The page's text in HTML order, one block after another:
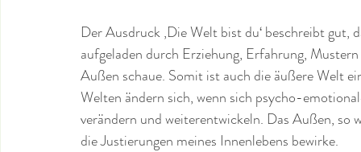
Der Ausdruck ‚Die Welt bist du‘ beschreibt gut,
aufgeladen durch Erziehung, Erfahrung,
Außen schaue. Somit ist auch die äußere Welt
Welten ändern sich, wenn sich psycho-
verändern und weiterentwickeln. Das Außen, so
die Justierungen meines Innenlebens bewirke.